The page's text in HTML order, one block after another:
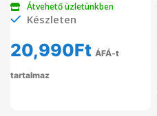
Átvehető üzletünkben
Készleten
20,990Ft ÁFÁ-t
tartalmaz